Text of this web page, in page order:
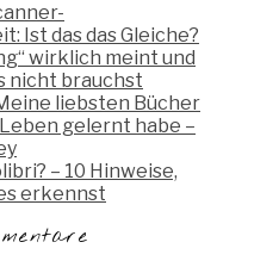
Ist das das Gleiche?
wirklich meint und
nicht brauchst
liebsten Bücher
gelernt habe –
– 10 Hinweise,
erkennst